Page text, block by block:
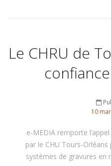
Le CHRU de
10
e-MEDIA remporte
par le CHU Tours-
systèmes de gravures en